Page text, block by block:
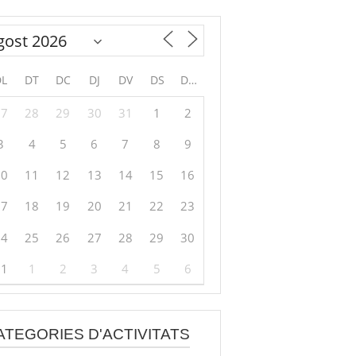
DT DC DJ DV DS DG
28 29 30 31 1
2
4 5 6 7 8
9
11 12 13 14 15
16
18 19 20 21 22
23
25 26 27 28 29
30
1 2 3 4 5 6
D'ACTIVITATS